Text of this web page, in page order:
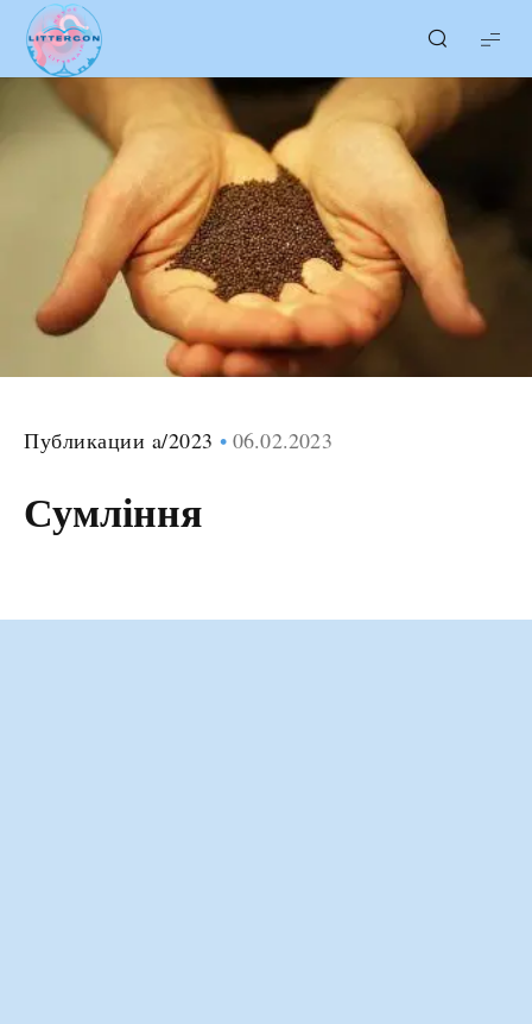
LITTERcon
Публикации a/2023 06.02.2023
Сумління